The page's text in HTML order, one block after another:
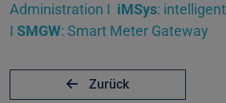
Administration I iMSys:
I SMGW: Smart Meter Gateway
Zurück